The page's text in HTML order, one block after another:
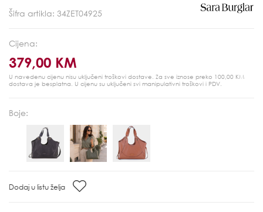
Šifra artikla: 34ZET04925
Cijena:
379,00 KM
U navedenu cijenu nisu uključeni troškovi dostave. Za sve iznose preko 100,00 KM
dostava je besplatna. U cijenu su uključeni svi manipulativni troškovi i PDV.
Boje:
Dodaj u listu želja